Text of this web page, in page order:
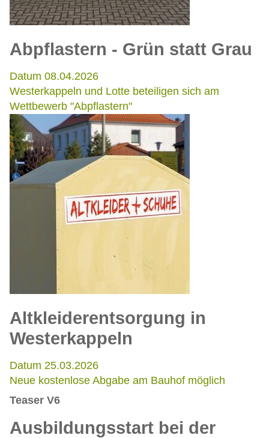
Abpflastern - Grün statt Grau
Datum 08.04.2026
Westerkappeln und Lotte beteiligen sich am
Wettbewerb "Abpflastern"
Altkleiderentsorgung in
Westerkappeln
Datum 25.03.2026
Neue kostenlose Abgabe am Bauhof möglich
Teaser V6
Ausbildungsstart bei der